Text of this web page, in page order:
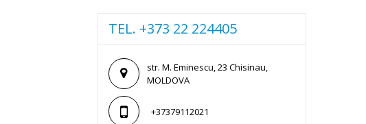
TEL. +373 22 224405
str. M. Eminescu, 23 Chisinau,
MOLDOVA
+37379112021